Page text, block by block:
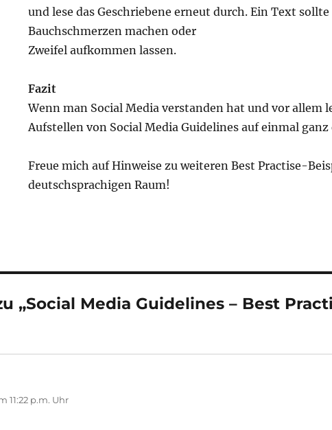
und lese das Geschriebene erneut durch. Ein Text
Bauchschmerzen machen oder
Zweifel aufkommen lassen.
Fazit
Wenn man Social Media verstanden hat und vor allem
Aufstellen von Social Media Guidelines auf einmal
Freue mich auf Hinweise zu weiteren Best Practise-
deutschsprachigen Raum!
„Social Media Guidelines – Best
11:22 p.m. Uhr